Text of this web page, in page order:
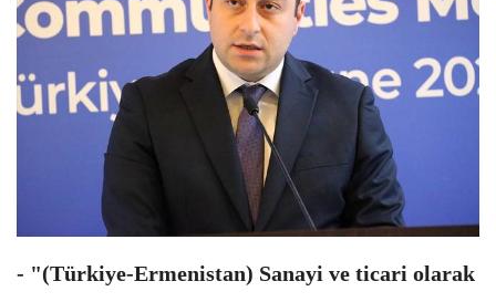
- "(Türkiye-Ermenistan) Sanayi ve ticari olarak